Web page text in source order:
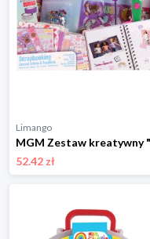
Limango
52.42 zł